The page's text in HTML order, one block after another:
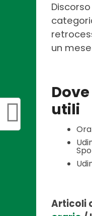
un
utili
Articoli